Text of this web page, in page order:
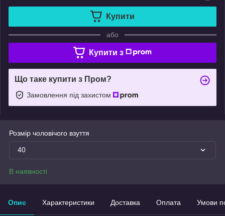
Купити
або
Купити з
Що таке купити з Пром?
Замовлення під захистом
Розмір чоловічого взуття
40
В наявності
Опис Характеристики Доставка Оплата Умови